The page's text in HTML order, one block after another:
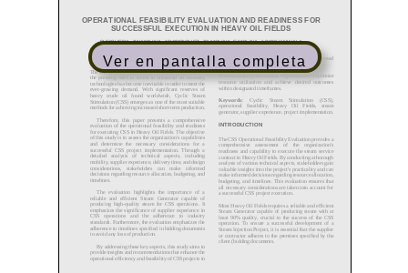
Ver en pantalla completa